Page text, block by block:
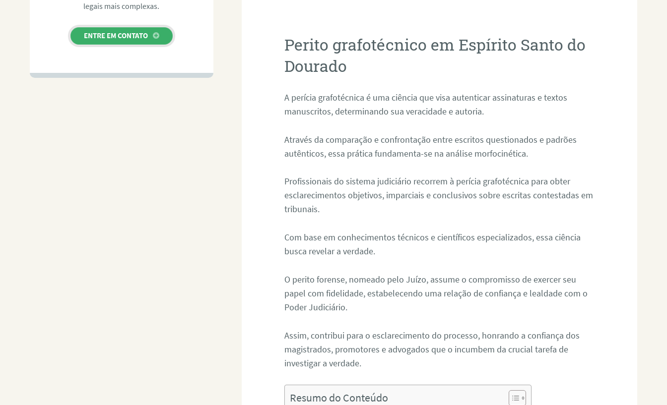
Perito grafotécnico em Espírito Santo do
Dourado
A perícia grafotécnica é uma ciência que visa autenticar assinaturas e textos
manuscritos, determinando sua veracidade e autoria.
Através da comparação e confrontação entre escritos questionados e padrões
autênticos, essa prática fundamenta-se na análise morfocinética.
Profissionais do sistema judiciário recorrem à perícia grafotécnica para obter
esclarecimentos objetivos, imparciais e conclusivos sobre escritas contestadas em
tribunais.
Com base em conhecimentos técnicos e científicos especializados, essa ciência
busca revelar a verdade.
O perito forense, nomeado pelo Juízo, assume o compromisso de exercer seu
papel com fidelidade, estabelecendo uma relação de confiança e lealdade com o
Poder Judiciário.
Assim, contribui para o esclarecimento do processo, honrando a confiança dos
magistrados, promotores e advogados que o incumbem da crucial tarefa de
investigar a verdade.
Resumo do Conteúdo
legais mais complexas.
ENTRE EM CONTATO